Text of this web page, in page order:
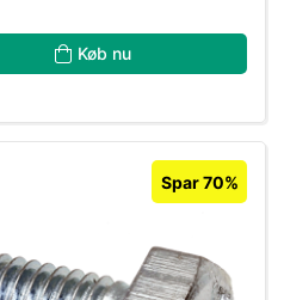
Køb nu
Spar 70%